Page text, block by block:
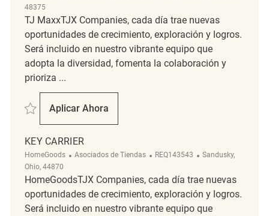
48375
TJ MaxxTJX Companies, cada día trae nuevas
oportunidades de crecimiento, exploración y logros.
Será incluido en nuestro vibrante equipo que
adopta la diversidad, fomenta la colaboración y
prioriza ...
Salvar Key Carrier REQ128660
Aplicar Ahora
Key Carrier
KEY CARRIER
HomeGoods Categoría
Asociados de Tiendas ReqId
REQ143543 Ubicación
Sandusky,
Ohio, 44870
HomeGoodsTJX Companies, cada día trae nuevas
oportunidades de crecimiento, exploración y logros.
Será incluido en nuestro vibrante equipo que